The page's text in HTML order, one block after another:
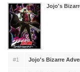
Jojo's
#1 Jojo's Bizarre